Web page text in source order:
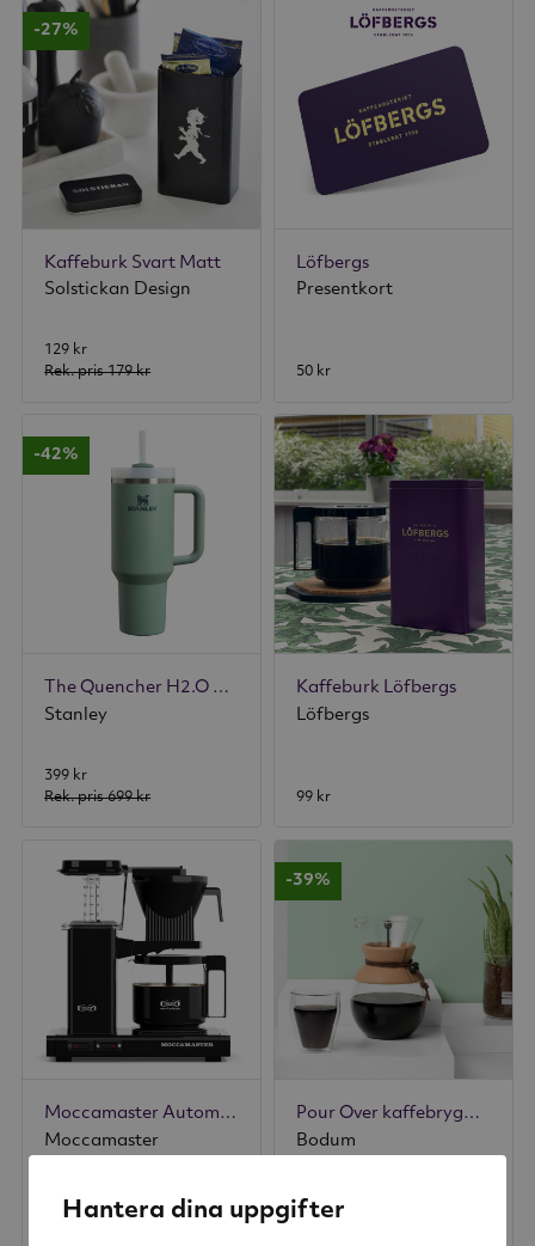
Hantera dina uppgifter
Kaffeburk Svart Matt
Solstickan Design
129 kr
Rek. pris 179 kr
-27%
Löfbergs
Presentkort
50 kr
The Quencher H2.O FlowState Tumbler 1,18 L Grön
Stanley
399 kr
Rek. pris 699 kr
-42%
Kaffeburk Löfbergs
Löfbergs
99 kr
Moccamaster Automatic Black
Moccamaster
Pour Over kaffebryggare 1 L
Bodum
289 kr
-39%